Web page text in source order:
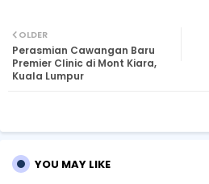
OLDER
Perasmian Cawangan Baru
Premier Clinic di Mont Kiara,
Kuala Lumpur
YOU MAY LIKE